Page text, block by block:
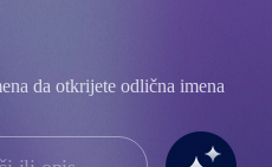
da otkrijete odlična imena